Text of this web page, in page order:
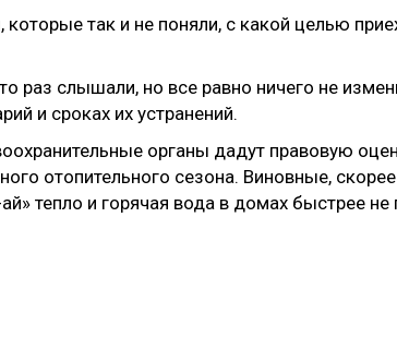
так и не поняли, с какой целью
раз слышали, но все равно ничего не
и сроках их устранений.
органы дадут правовую
отопительного сезона. Виновные,
тепло и горячая вода в домах быстрее не